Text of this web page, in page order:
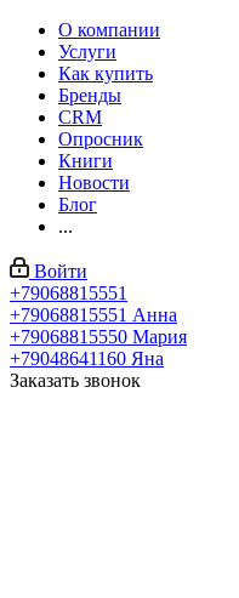
О компании
Услуги
Как купить
Бренды
CRM
Опросник
Книги
Новости
Блог
...
Войти
+79068815551
+79068815551 Анна
+79068815550 Мария
+79048641160 Яна
Заказать звонок